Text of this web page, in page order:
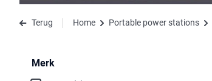
Terug Home Portable power stations
Merk